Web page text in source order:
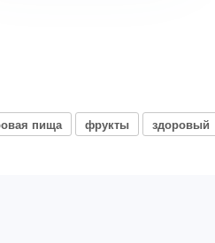
пища фрукты здоровый